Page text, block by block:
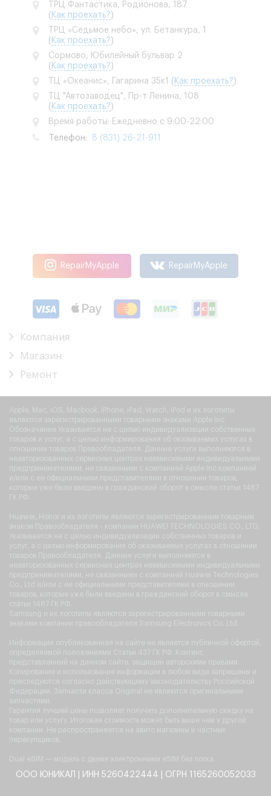
ТРЦ Фантастика, Родионова, 187
( Как проехать? )
ТРЦ «Седьмое небо», ул. Бетанкура, 1
( Как проехать? )
Сормово, Юбилейный бульвар 2
( Как проехать? )
ТЦ «Океанис», Гагарина 35к1
( Как проехать? )
ТЦ "Автозаводец", Пр-т Ленина, 108
( Как проехать? )
Время работы: Ежедневно с 9:00-22:00
Телефон: 8 (831) 26-21-911
RepairMyApple RepairMyApple
Компания
Магазин
Ремонт
Apple, Mac, iOS, Macbook, iPhone, iPad, Watch, iPod и их логотипы
являются зарегистрированными товарными знаками Apple Inc.
Обозначение Указывается не с целью индивидуализации собственных
товаров и услуг, а с целью информирования об оказываемых услугах в
отношении товаров Правообладателя. Данные услуги выполняются в
неавторизованных сервисных центрах независимыми индивидуальными
предпринимателями, не связанными с компанией Apple Inc компанией
и/или с ее официальными представителями в отношении товаров,
которые уже были введены в гражданский оборот в смысле статьи 1487
ГК РФ.
Huawei, Honor и их логотипы являются зарегистрированным товарным
знаком Правообладателя - компании HUAWEI TECHNOLOGIES CO., LTD.
Указывается не с целью индивидуализации собственных товаров и
услуг, а с целью информирования об оказываемых услугах в отношении
товаров Правообладателя. Данные услуги выполняются в
неавторизованных сервисных центрах независимыми индивидуальными
предпринимателями, не связанными с компанией Huawei Technologies
Co., Ltd и/или с ее официальными представителями в отношении
товаров, которые уже были введены в гражданский оборот в смысле
статьи 1487 ГК РФ.
Samsung и их логотипы являются зарегистрированными товарными
знаками компании правообладателя Samsung Electronics Co. Ltd.
Информация опубликованная на сайте не является публичной офертой,
определяемой положениями Статьи 437 ГК РФ. Контент,
представленный на данном сайте, защищен авторскими правами.
Копирование и использование информации в любом виде запрещены и
преследуются согласно действующему законодательству Российской
Федерации. Запчасти класса Original не являются оригинальными
запчастями.
Гарантия лучшей цены позволяет получить дополнительную скидку на
товар или услугу. Итоговая стоимость может быть выше чем у другой
компании. Не распространяется на авито магазины и частных
перекупщиков.
Dual eSIM — модель с двумя электронными eSIM без лотка.
ООО ЮНИКАЛ | ИНН 5260422444 | ОГРН 1165260052033